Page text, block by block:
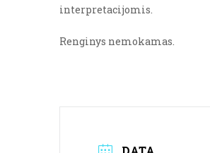
interpretacijomis.
Renginys nemokamas.